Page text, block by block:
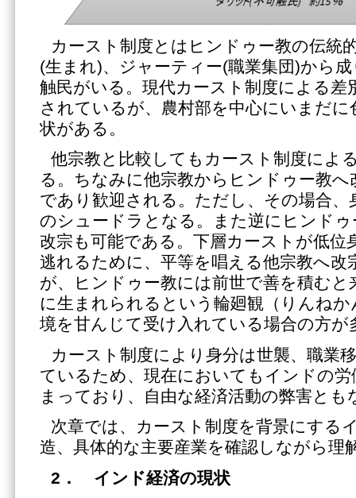
カースト制度とはヒンドゥー教の伝統
(生まれ)、ジャーティー(職業集団)から
触民がいる。現代カースト制度による差
されているが、農村部を中心にいまだ
状がある。
他宗教と比較してもカースト制度によ
る。ちなみに他宗教からヒンドゥー教
であり歓迎される。ただし、その場合、
のシュードラとなる。また逆にヒンド
改宗も可能である。下層カーストが低位
逃れるために、平等を唱える他宗教へ改
が、ヒンドゥー教には前世で善を積むと
に生まれられるという輪廻観（りんね
境を甘んじて受け入れている場合の方が
カースト制度により身分は世襲、職業
ているため、現在においてもインドの
まっており、自由な経済活動の弊害とも
次章では、カースト制度を背景にする
造、具体的な主要産業を確認しながら理
2 ． インド経済の現状